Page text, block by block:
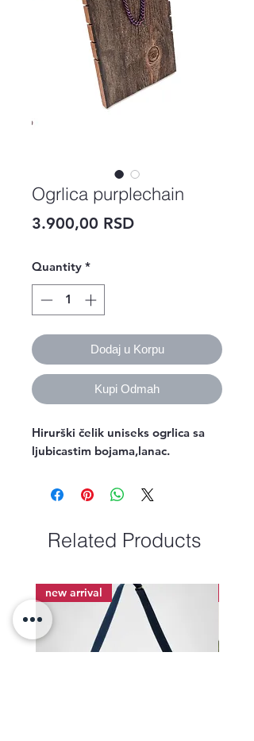
Ogrlica purplechain
3.900,00 RSDPrice
Quantity *
Dodaj u Korpu
Kupi Odmah
Hirurški čelik uniseks ogrlica sa
ljubicastim bojama,lanac.
Related Products
new arrival